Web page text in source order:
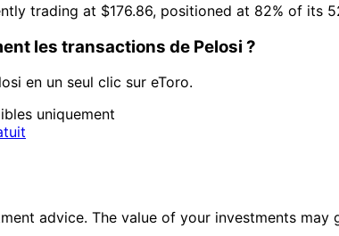
trading at $176.86, positioned at 82% of its
les transactions de Pelosi ?
en un seul clic sur eToro.
uniquement
advice. The value of your investments